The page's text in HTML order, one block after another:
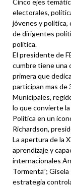
Cinco ejes
electorales,
jóvenes y política,
de dirigentes
política.
El presidente de
cumbre tiene una
primera que
participan mas de
Municipales,
lo que convierte
Política en un
Richardson,
La apertura de la
aprendizaje y
internacionales
Tormenta”;
estrategia